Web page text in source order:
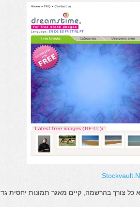
צורך בהרשמה, קיים מאגר תמונות יחסית